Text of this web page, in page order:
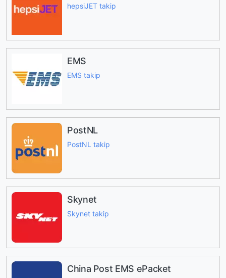
hepsiJET takip
EMS
EMS takip
PostNL
PostNL takip
Skynet
Skynet takip
China Post EMS ePacket